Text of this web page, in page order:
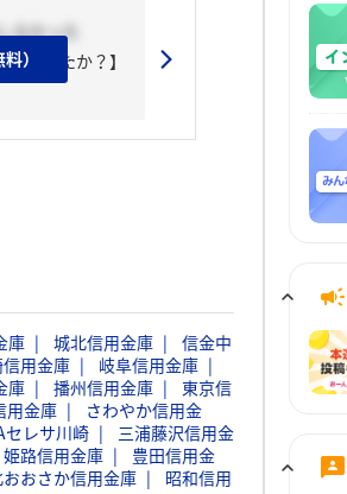
なかった
ましたか？】
）
庫 城北信用金庫
信金中
用金庫
岐阜信用金庫
庫 播州信用金庫
東京信
用金庫
さわやか信用金
セレサ川崎
三浦藤沢信用金
姫路信用金庫
豊田信用金
おさか信用金庫
昭和信用